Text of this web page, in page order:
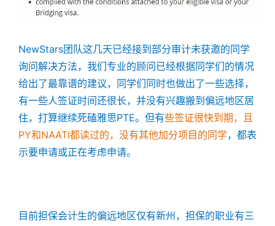
NewStars团队这几天已经接到部分审计未获邀的同学
询问解决方法，我们专业的顾问已经根据同学们的情况
给出了最靠谱的建议，同学们同时也做出了一些选择，
有一些人签证时间还很长，并没有兴趣搬到偏远地区居
住，打算继续死磕雅思PTE。但有些签证很快到期，且
PY和NAATI都读过的，没有其他加分项目的同学，都表
示要申请或正在考虑申请。
目前担保会计生的偏远地区仅有新州，担保的职业有三